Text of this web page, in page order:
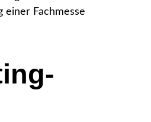
einer Fachmesse